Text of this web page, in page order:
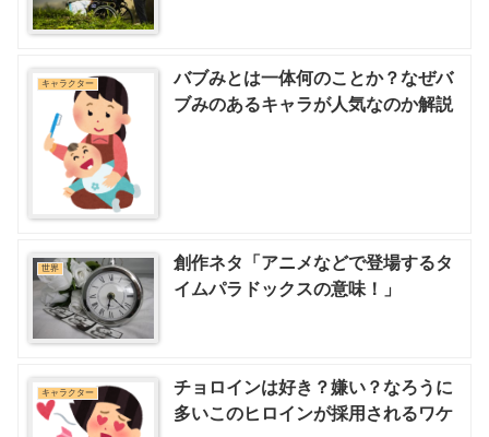
キャラクター
バブみとは一体何のことか？なぜバ
ブみのあるキャラが人気なのか解説
世界
創作ネタ「アニメなどで登場するタ
イムパラドックスの意味！」
キャラクター
チョロインは好き？嫌い？なろうに
多いこのヒロインが採用されるワケ